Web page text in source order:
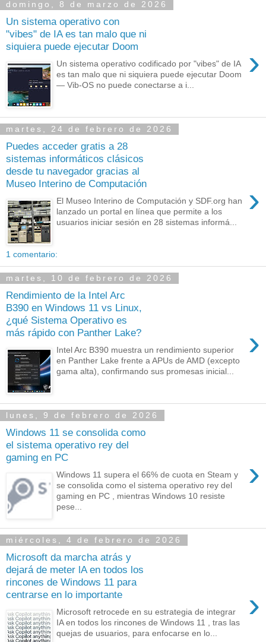
domingo, 8 de marzo de 2026
Un sistema operativo con
"vibes" de IA es tan malo que ni
siquiera puede ejecutar Doom
›
Un sistema operativo codificado por "vibes" de IA
es tan malo que ni siquiera puede ejecutar Doom
— Vib-OS no puede conectarse a i...
martes, 24 de febrero de 2026
Puedes acceder gratis a 28
sistemas informáticos clásicos
desde tu navegador gracias al
Museo Interino de Computación
›
El Museo Interino de Computación y SDF.org han
lanzado un portal en línea que permite a los
usuarios iniciar sesión en 28 sistemas informá...
1 comentario:
martes, 10 de febrero de 2026
Rendimiento de la Intel Arc
B390 en Windows 11 vs Linux,
¿qué Sistema Operativo es
más rápido con Panther Lake?
›
Intel Arc B390 muestra un rendimiento superior
en Panther Lake frente a APUs de AMD (excepto
gama alta), confirmando sus promesas inicial...
lunes, 9 de febrero de 2026
Windows 11 se consolida como
el sistema operativo rey del
gaming en PC
›
Windows 11 supera el 66% de cuota en Steam y
se consolida como el sistema operativo rey del
gaming en PC , mientras Windows 10 resiste
pese...
miércoles, 4 de febrero de 2026
Microsoft da marcha atrás y
dejará de meter lA en todos los
rincones de Windows 11 para
centrarse en lo importante
›
Microsoft retrocede en su estrategia de integrar
IA en todos los rincones de Windows 11 , tras las
quejas de usuarios, para enfocarse en lo...